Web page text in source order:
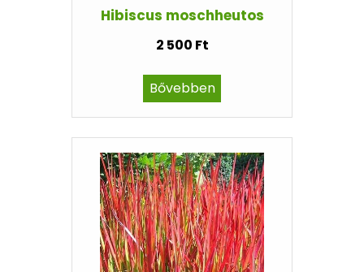
Hibiscus moschheutos
2 500 Ft
Bővebben